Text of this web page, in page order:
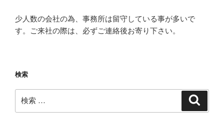
少人数の会社の為、事務所は留守している事が多いで
す。ご来社の際は、必ずご連絡後お寄り下さい。
検索
索: